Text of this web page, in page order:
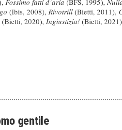
Fossimo fatti d’aria (BFS, 1995),
(Ibis, 2008), Rivotrill(Bietti, 2011),
(Bietti, 2020), Ingiustizia!(Bietti,
gentile